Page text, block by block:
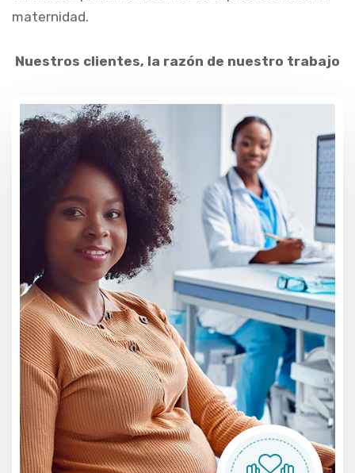
maternidad.
Nuestros clientes, la razón de nuestro trabajo